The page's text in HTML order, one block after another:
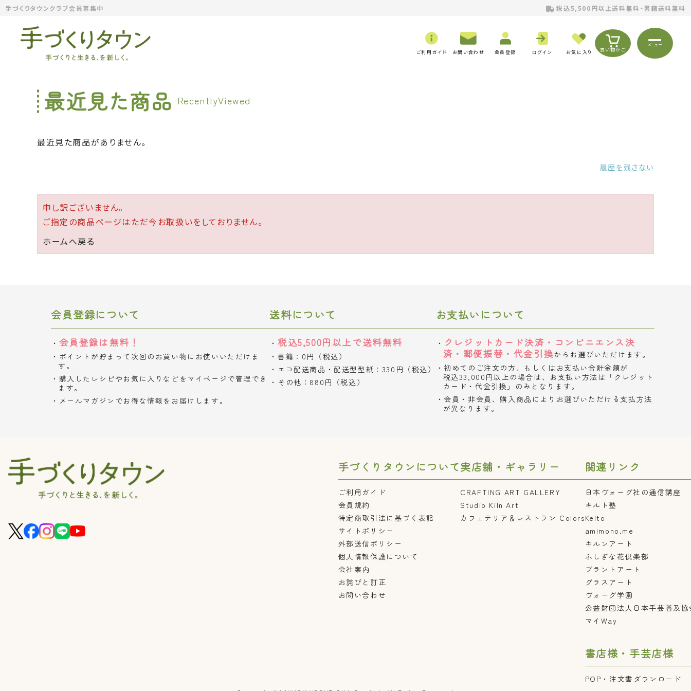
手づくりタウンクラブ会員募集中 税込5,500円以上送料無料・書籍送料無料
ご利用ガイド お問い合わせ 会員登録 ログイン お気に入り 買い物かご
メニュー
最近見た商品
最近見た商品がありません。
履歴を残さない
申し訳ございません。
ご指定の商品ページはただ今お取扱いをしておりません。
ホームへ戻る
会員登録について
会員登録は無料！
ポイントが貯まって次回のお買い物にお使いいただけま
す。
購入したレシピやお気に入りなどをマイページで管理でき
ます。
メールマガジンでお得な情報をお届けします。
送料について
税込5,500円以上で送料無料
書籍：0円（税込）
エコ配送商品・配送型型紙：330円（税込）
その他：880円（税込）
お支払いについて
クレジットカード決済・コンビニエンス決
済・郵便振替・代金引換からお選びいただけます。
初めてのご注文の方、もしくはお支払い合計金額が
税込33,000円以上の場合は、お支払い方法は「クレジット
カード・代金引換」のみとなります。
会員・非会員、購入商品によりお選びいただける支払方法
が異なります。
手づくりタウンについて
ご利用ガイド
会員規約
特定商取引法に基づく表記
サイトポリシー
外部送信ポリシー
個人情報保護について
会社案内
お詫びと訂正
お問い合わせ
実店舗・ギャラリー
CRAFTING ART GALLERY
Studio Kiln Art
カフェテリア＆レストラン Colors
関連リンク
日本ヴォーグ社の通信講座
キルト塾
Keito
amimono.me
キルンアート
ふしぎな花倶楽部
プラントアート
グラスアート
ヴォーグ学園
公益財団法人日本手芸普及協
マイWay
書店様・手芸店様
POP・注文書ダウンロード